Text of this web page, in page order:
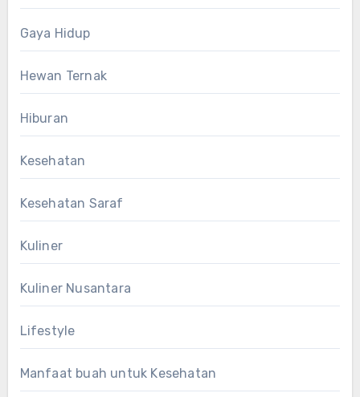
Gaya Hidup
Hewan Ternak
Hiburan
Kesehatan
Kesehatan Saraf
Kuliner
Kuliner Nusantara
Lifestyle
Manfaat buah untuk Kesehatan